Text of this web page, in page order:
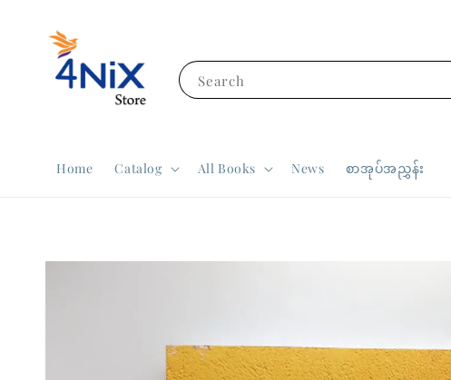
Search
Home Catalog All Books News စာအုပ်အညွှန်း